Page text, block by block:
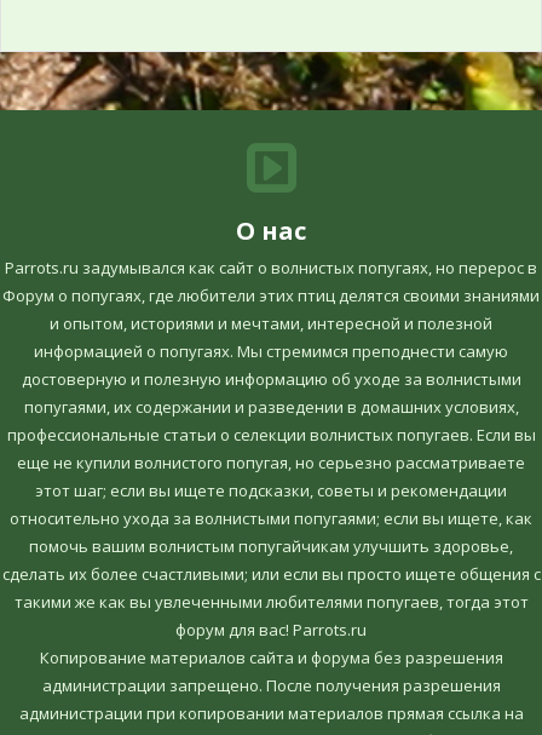
О нас
Parrots.ru задумывался как сайт о волнистых попугаях, но перерос в
Форум о попугаях, где любители этих птиц делятся своими знаниями
и опытом, историями и мечтами, интересной и полезной
информацией о попугаях. Мы стремимся преподнести самую
достоверную и полезную информацию об уходе за волнистыми
попугаями, их содержании и разведении в домашних условиях,
профессиональные статьи о селекции волнистых попугаев. Если вы
еще не купили волнистого попугая, но серьезно рассматриваете
этот шаг; если вы ищете подсказки, советы и рекомендации
относительно ухода за волнистыми попугаями; если вы ищете, как
помочь вашим волнистым попугайчикам улучшить здоровье,
сделать их более счастливыми; или если вы просто ищете общения с
такими же как вы увлеченными любителями попугаев, тогда этот
форум для вас! Parrots.ru
Копирование материалов сайта и форума без разрешения
администрации запрещено. После получения разрешения
администрации при копировании материалов прямая ссылка на